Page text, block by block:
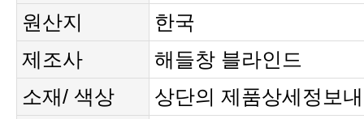
원산지
한국
제조사
해들창 블라인드
소재/ 색상
상단의 제품상세정보